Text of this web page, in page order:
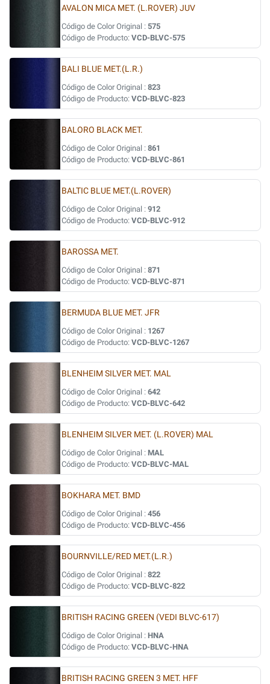
AVALON MICA MET. (L.ROVER) JUV
Código de Color Original : 575
Código de Producto: VCD-BLVC-575
BALI BLUE MET.(L.R.)
Código de Color Original : 823
Código de Producto: VCD-BLVC-823
BALORO BLACK MET.
Código de Color Original : 861
Código de Producto: VCD-BLVC-861
BALTIC BLUE MET.(L.ROVER)
Código de Color Original : 912
Código de Producto: VCD-BLVC-912
BAROSSA MET.
Código de Color Original : 871
Código de Producto: VCD-BLVC-871
BERMUDA BLUE MET. JFR
Código de Color Original : 1267
Código de Producto: VCD-BLVC-1267
BLENHEIM SILVER MET. MAL
Código de Color Original : 642
Código de Producto: VCD-BLVC-642
BLENHEIM SILVER MET. (L.ROVER) MAL
Código de Color Original : MAL
Código de Producto: VCD-BLVC-MAL
BOKHARA MET. BMD
Código de Color Original : 456
Código de Producto: VCD-BLVC-456
BOURNVILLE/RED MET.(L.R.)
Código de Color Original : 822
Código de Producto: VCD-BLVC-822
BRITISH RACING GREEN (VEDI BLVC-617)
Código de Color Original : HNA
Código de Producto: VCD-BLVC-HNA
BRITISH RACING GREEN 3 MET. HFF